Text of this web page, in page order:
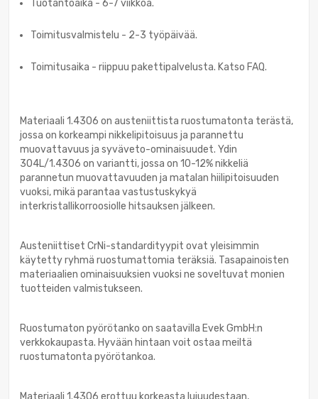
Tuotantoaika - 6-7 viikkoa.
Toimitusvalmistelu - 2-3 työpäivää.
Toimitusaika - riippuu pakettipalvelusta. Katso FAQ.
Materiaali 1.4306 on austeniittista ruostumatonta terästä,
jossa on korkeampi nikkelipitoisuus ja parannettu
muovattavuus ja syväveto-ominaisuudet. Ydin
304L/1.4306 on variantti, jossa on 10-12% nikkeliä
parannetun muovattavuuden ja matalan hiilipitoisuuden
vuoksi, mikä parantaa vastustuskykyä
interkristallikorroosiolle hitsauksen jälkeen.
Austeniittiset CrNi-standardityypit ovat yleisimmin
käytetty ryhmä ruostumattomia teräksiä. Tasapainoisten
materiaalien ominaisuuksien vuoksi ne soveltuvat monien
tuotteiden valmistukseen.
Ruostumaton pyörötanko on saatavilla Evek GmbH:n
verkkokaupasta. Hyvään hintaan voit ostaa meiltä
ruostumatonta pyörötankoa.